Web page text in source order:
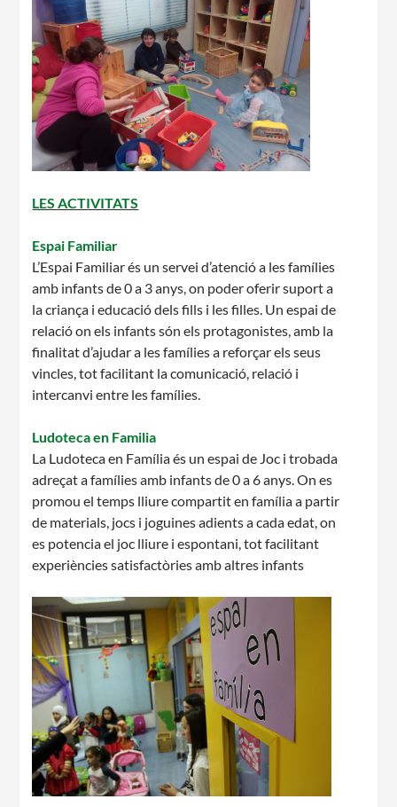
LES ACTIVITATS
Espai Familiar
L’Espai Familiar és un servei d’atenció a les famílies
amb infants de 0 a 3 anys, on poder oferir suport a
la criança i educació dels fills i les filles. Un espai de
relació on els infants són els protagonistes, amb la
finalitat d’ajudar a les famílies a reforçar els seus
vincles, tot facilitant la comunicació, relació i
intercanvi entre les famílies.
Ludoteca en Familia
La Ludoteca en Família és un espai de Joc i trobada
adreçat a famílies amb infants de 0 a 6 anys. On es
promou el temps lliure compartit en família a partir
de materials, jocs i joguines adients a cada edat, on
es potencia el joc lliure i espontani, tot facilitant
experiències satisfactòries amb altres infants
Butlletins
Diari de la Fundació
Fundesplai als mitjans
Xarxes socials
COL·LABORA
Fes voluntariat
Fes un donatiu
Treballa amb nosaltres